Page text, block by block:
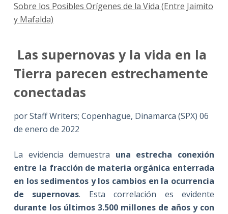
Sobre los Posibles Orígenes de la Vida (Entre Jaimito
y Mafalda)
Las supernovas y la vida en la
Tierra parecen estrechamente
conectadas
por Staff Writers; Copenhague, Dinamarca (SPX) 06
de enero de 2022
La evidencia demuestra una estrecha conexión
entre la fracción de materia orgánica enterrada
en los sedimentos y los cambios en la ocurrencia
de supernovas. Esta correlación es evidente
durante los últimos 3.500 millones de años y con